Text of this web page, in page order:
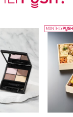
PUSH